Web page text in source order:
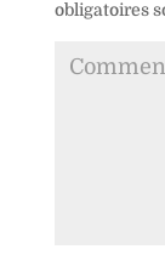
obligatoires